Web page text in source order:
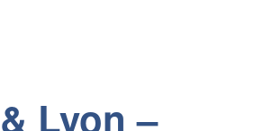
Lyon –